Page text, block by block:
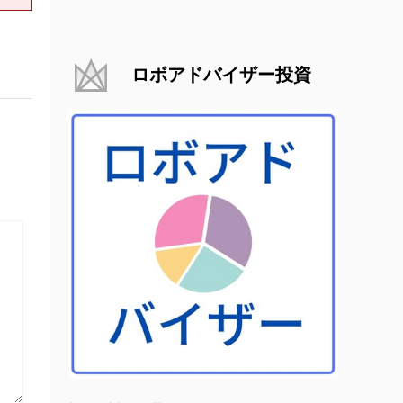
ロボアドバイザー投資